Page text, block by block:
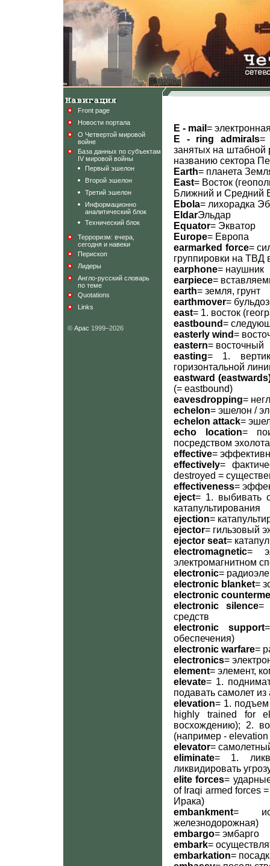
Front page
Новости портала
О Четвертой мировой
войне
База данных по субъектам
IV мировой войны
Первый эшелон
Второй эшелон
Третий эшелон
Информационно
аналитический блок
Технический блок
Терроризм: вчера,
сегодня и навеки
Перископ
Лидеры
Англо-русский словарь
по теме
Quotations
Links
© Арас 1999–2026
E - mail =
E - ring admirals=
занятых на штабной
названию сектора
Earth= планета
East= Восток
Ближний и Средний
Ebola= лихорадка
EldarЭльдар
Equator= Экватор
Europe= Европа
earmarked force=
группировки на ТВД
earphone= наушник
earpiece=
earth= земля, грунт
earthmover=
east= 1. восток
eastbound=
easterly wind=
eastern= восточный
easting= 1.
горизонтальной
eastward
(= eastbound)
eavesdropping=
echelon= эшелон /
echelon attack=
echo location=
посредством эхолота
effective=
effectively=
destroyed =
effectiveness=
eject= 1. выбивать
катапультирования
ejection=
ejector= гильзовый
ejector seat=
electromagnetic=
электромагнитном
electronic=
electronic blanket=
electronic
electronic silence=
средств
electronic support
обеспечения)
electronic warfare=
electronics=
element= элемент,
elevate= 1.
подавать самолет
elevation= 1.
highly trained for
восхождению); 2.
(например -
elevator=
eliminate= 1.
ликвидировать
elite forces=
of Iraqi armed forces
Ирака)
embankment=
железнодорожная)
embargo= эмбарго
embark=
embarkation=